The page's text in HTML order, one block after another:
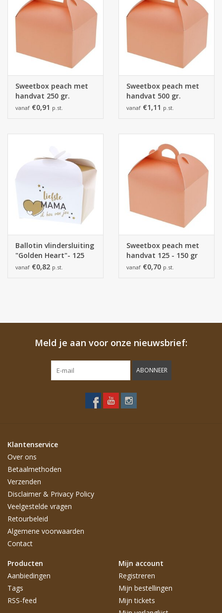
Sweetbox peach met
handvat 250 gr.
vanaf €0,91 p.st.
Sweetbox peach met
handvat 500 gr.
vanaf €1,11 p.st.
Ballotin vlindersluiting
"Golden Heart"- 125
gram
vanaf €0,82 p.st.
Sweetbox peach met
handvat 125 - 150 gr
vanaf €0,70 p.st.
Meld je aan voor onze nieuwsbrief:
ABONNEER
Klantenservice
Over ons
Betaalmethoden
Verzenden
Disclaimer & Privacy Policy
Veelgestelde vragen
Retourbeleid
Algemene voorwaarden
Contact
Producten
Aanbiedingen
Tags
RSS-feed
Mijn account
Registreren
Mijn bestellingen
Mijn tickets